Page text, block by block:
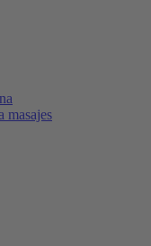
masajes